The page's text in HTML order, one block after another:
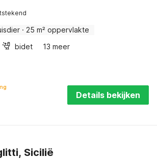
· 25 m² oppervlakte
bidet 13 meer
Details bekijken
Sicilië